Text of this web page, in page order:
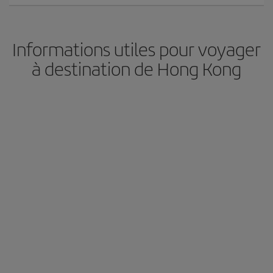
Informations utiles pour voyager
à destination de Hong Kong